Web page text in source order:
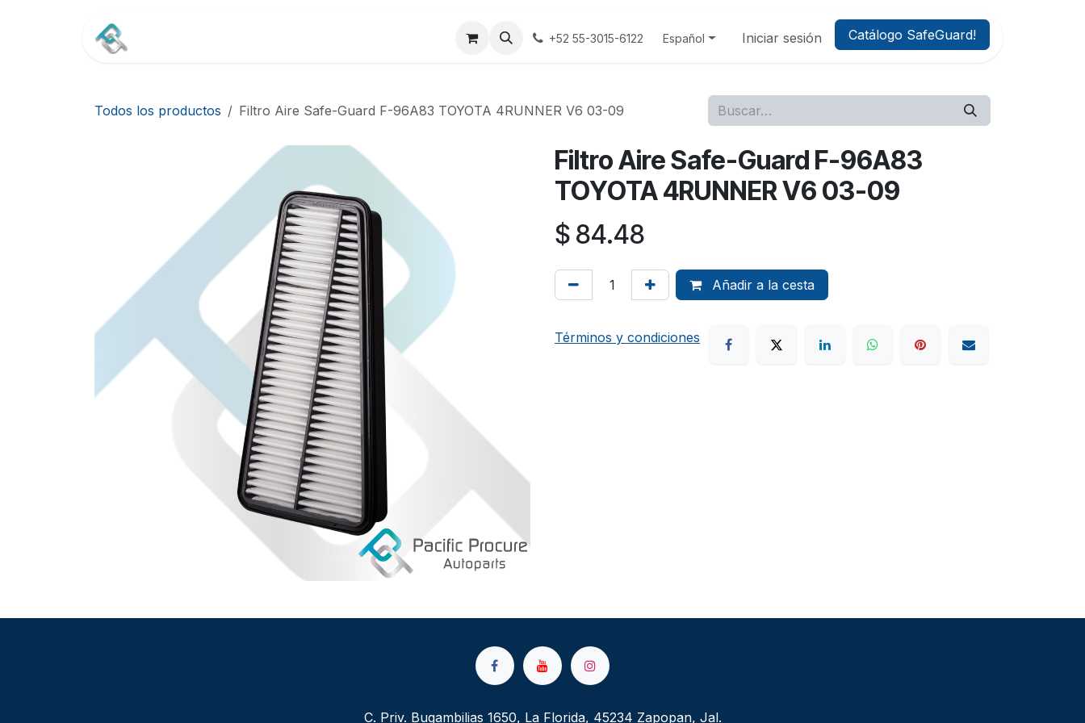
Terminos y Condiciones Aviso Privacidad
+52 55-3015-6122 Español Iniciar sesión Catálogo SafeGuard!
Todos los productos Filtro Aire Safe-Guard F-96A83 TOYOTA 4RUNNER V6 03-09
Filtro Aire Safe-Guard F-96A83
TOYOTA 4RUNNER V6 03-09
$ 84.48
Añadir a la cesta
Términos y condiciones
C. Priv. Bugambilias 1650, La Florida, 45234 Zapopan, Jal.